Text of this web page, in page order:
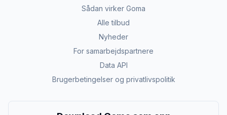
Sådan virker Goma
Alle tilbud
Nyheder
For samarbejdspartnere
Data API
Brugerbetingelser og privatlivspolitik